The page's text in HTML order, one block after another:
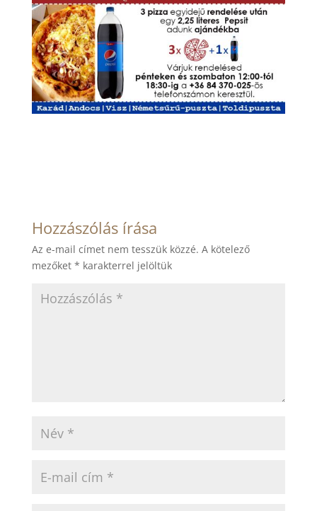
Hozzászólás írása
Az e-mail címet nem tesszük közzé. A kötelező
mezőket * karakterrel jelöltük